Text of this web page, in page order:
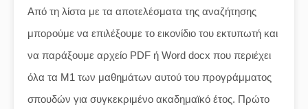
Από τη λίστα με τα αποτελέσματα της αναζήτησης
μπορούμε να επιλέξουμε το εικονίδιο του εκτυπωτή και
να παράξουμε αρχείο PDF ή Word docx που περιέχει
όλα τα Μ1 των μαθημάτων αυτού του προγράμματος
σπουδών για συγκεκριμένο ακαδημαϊκό έτος. Πρώτο